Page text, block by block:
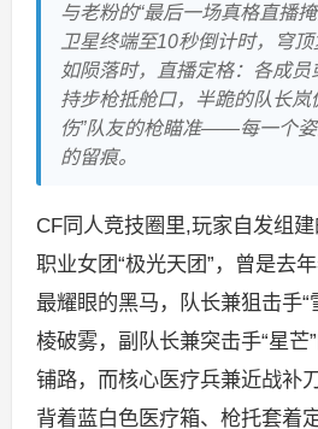
与老粉的“最后一场真格直播
卫星终端至10秒倒计时，穹
如陨落时，直播定格：各成员
持步枪抵舱口，半跪的队长岚
伤”队友的枪瞄准——每一个
的留痕。
CF同人竞技圈里,玩家自发组
职业女团“极光天团”，曾是去
最耀眼的黑马，队长兼狙击手“
棱破雾，副队长兼突击手“星芒
铺路，而核心医疗兵兼近战补
背着蓝白色医疗箱、枪托套着